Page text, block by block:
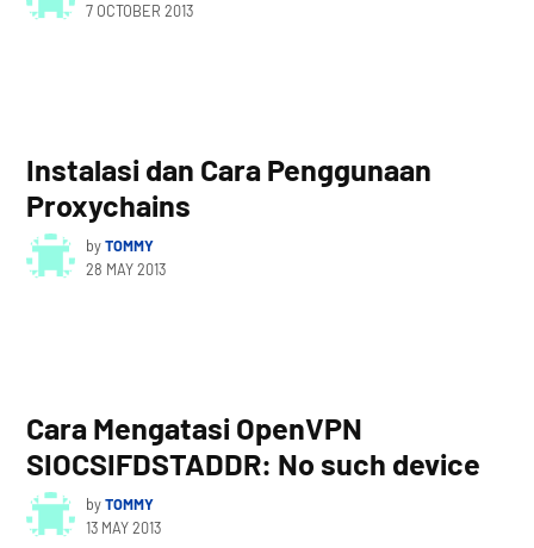
7 OCTOBER 2013
Instalasi dan Cara Penggunaan
Proxychains
byTOMMY
28 MAY 2013
Cara Mengatasi OpenVPN
SIOCSIFDSTADDR: No such device
byTOMMY
13 MAY 2013